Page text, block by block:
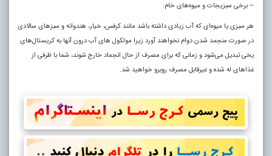
– برخی سبزیجات و میوه‌های خام:
هر سبزی یا میوه‌ای که آب زیادی داشته باشد مانند کرفس، خیار، هندوانه و سبزهای سالادی
در صورت منجمد شدن دوام نخواهند آورد زیرا مولکول های آب درون آنها به کریستال‌های
یخی تبدیل می‌شود و زمانی که برای مصرف از حال انجماد خارج شوند، شما با ظرفی از
غذاهای له شده و غیرقابل مصرف روبرو خواهید شد.